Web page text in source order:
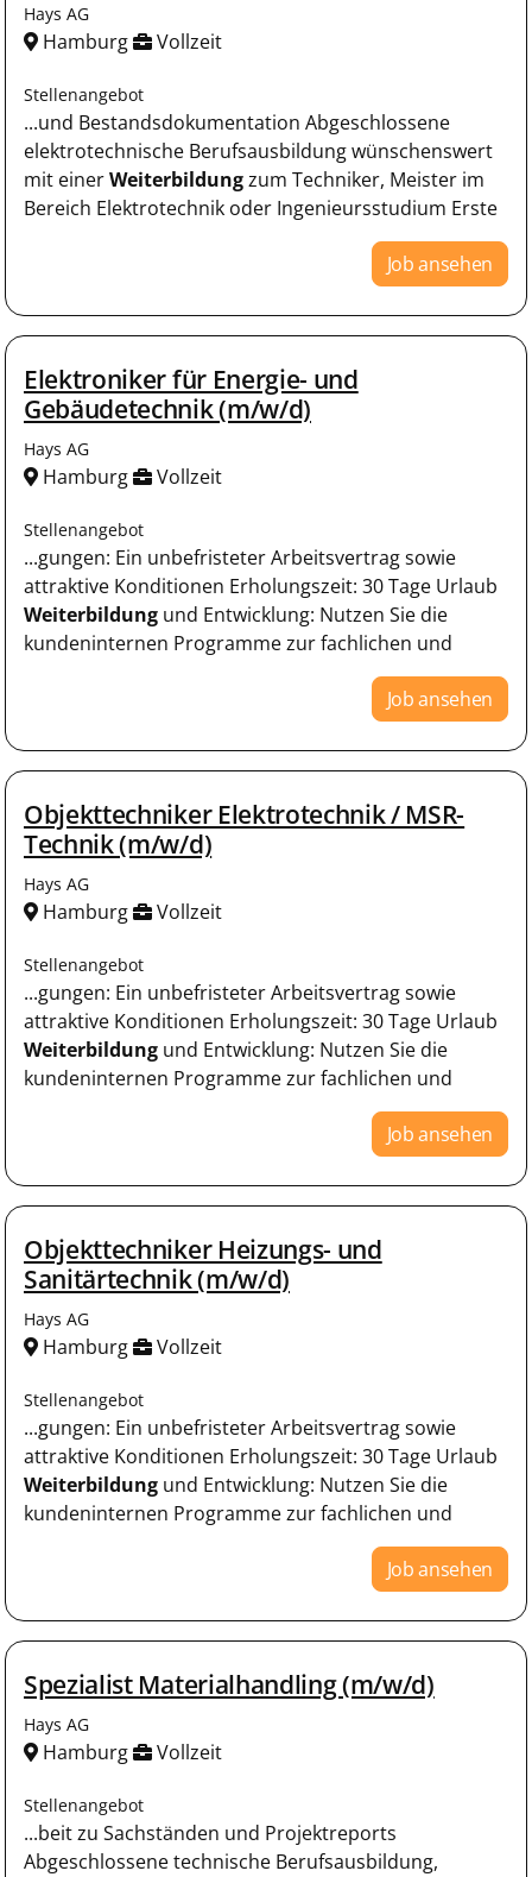
Hays AG
Hamburg Vollzeit
Stellenangebot
...und Bestandsdokumentation Abgeschlossene
elektrotechnische Berufsausbildung wünschenswert
mit einerWeiterbildungzum Techniker, Meister im
Bereich Elektrotechnik oder Ingenieursstudium Erste
Job ansehen
Elektroniker für Energie- und
Gebäudetechnik (m/w/d)
Hays AG
Hamburg Vollzeit
Stellenangebot
...gungen: Ein unbefristeter Arbeitsvertrag sowie
attraktive Konditionen Erholungszeit: 30 Tage Urlaub
Weiterbildung und Entwicklung: Nutzen Sie die
kundeninternen Programme zur fachlichen und
Job ansehen
Objekttechniker Elektrotechnik / MSR-
Technik (m/w/d)
Hays AG
Hamburg Vollzeit
Stellenangebot
...gungen: Ein unbefristeter Arbeitsvertrag sowie
attraktive Konditionen Erholungszeit: 30 Tage Urlaub
Weiterbildung und Entwicklung: Nutzen Sie die
kundeninternen Programme zur fachlichen und
Job ansehen
Objekttechniker Heizungs- und
Sanitärtechnik (m/w/d)
Hays AG
Hamburg Vollzeit
Stellenangebot
...gungen: Ein unbefristeter Arbeitsvertrag sowie
attraktive Konditionen Erholungszeit: 30 Tage Urlaub
Weiterbildung und Entwicklung: Nutzen Sie die
kundeninternen Programme zur fachlichen und
Job ansehen
Spezialist Materialhandling (m/w/d)
Hays AG
Hamburg Vollzeit
Stellenangebot
...beit zu Sachständen und Projektreports
Abgeschlossene technische Berufsausbildung,